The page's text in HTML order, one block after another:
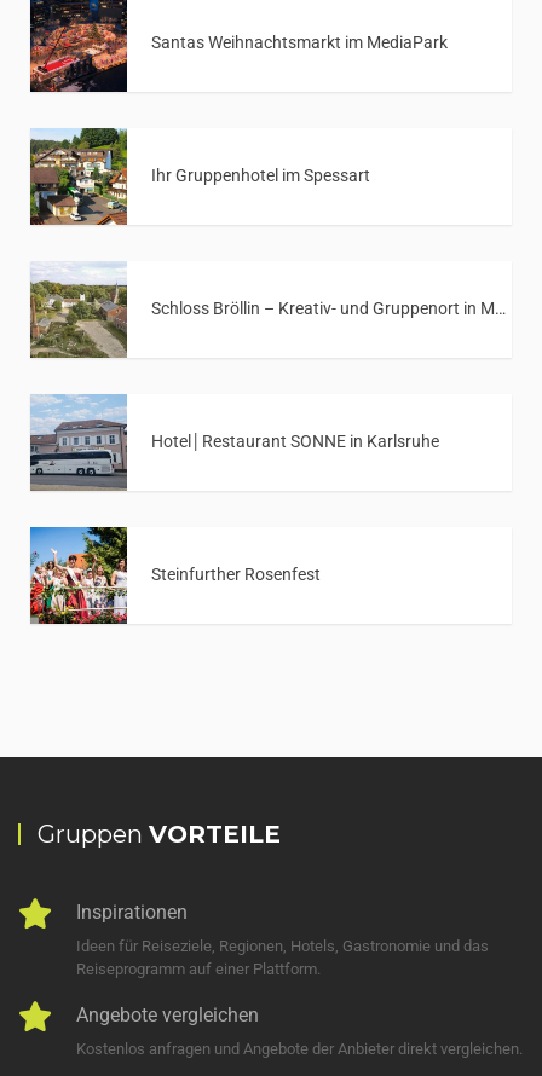
Santas Weihnachtsmarkt im MediaPark
Ihr Gruppenhotel im Spessart
Schloss Bröllin – Kreativ- und Gruppenort in Mecklenburg-Vorpommern
Hotel│Restaurant SONNE in Karlsruhe
Steinfurther Rosenfest
Gruppen VORTEILE
Inspirationen
Ideen für Reiseziele, Regionen, Hotels, Gastronomie und das
Reiseprogramm auf einer Plattform.
Angebote vergleichen
Kostenlos anfragen und Angebote der Anbieter direkt vergleichen.